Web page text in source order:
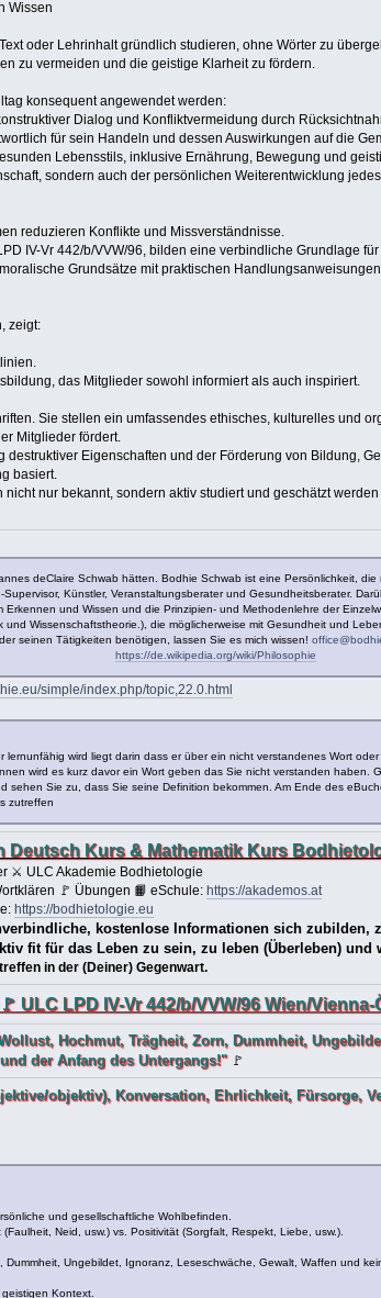
Wissen
oder Lehrinhalt gründlich studieren, ohne Wörter zu
zu vermeiden und die geistige Klarheit zu fördern.
konsequent angewendet werden:
Dialog und Konfliktvermeidung durch
für sein Handeln und dessen Auswirkungen auf die
Lebensstils, inklusive Ernährung, Bewegung und
sondern auch der persönlichen Weiterentwicklung
reduzieren Konflikte und Missverständnisse.
IV-Vr 442/b/VVW/96, bilden eine verbindliche Grundlage
Grundsätze mit praktischen
zeigt:
das Mitglieder sowohl informiert als auch inspiriert.
Sie stellen ein umfassendes ethisches, kulturelles und
Mitglieder fördert.
Eigenschaften und der Förderung von Bildung,
basiert.
nur bekannt, sondern aktiv studiert und geschätzt
deClaire Schwab hätten. Bodhie Schwab ist eine Persönlichkeit,
Künstler, Veranstaltungsberater und Gesundheitsberater.
und Wissen und die Prinzipien- und Methodenlehre der
Wissenschaftstheorie.), die möglicherweise mit Gesundheit und
seinen Tätigkeiten benötigen, lassen Sie es mich wissen!
https://de.wikipedia.org/wiki/Philosophie
simple/index.php/topic,22.0.html
lernunfähig wird liegt darin dass er über ein nicht verstandenes Wort
wird es kurz davor ein Wort geben das Sie nicht verstanden haben.
sehen Sie zu, dass Sie seine Definition bekommen. Am Ende des
zutreffen
Deutsch Kurs & Mathematik Kurs
⚔ ULC Akademie Bodhietologie
🚩 Übungen 📙 eSchule: https://akademos.at
https://bodhietologie.eu
kostenlose Informationen sich
fit für das Leben zu sein, zu leben (Überleben)
in der (Deiner) Gegenwart.
ULC LPD IV-Vr 442/b/VVW/96 Wien/
Hochmut, Trägheit, Zorn, Dummheit,
der Anfang des Untergangs!"🚩
objektiv), Konversation, Ehrlichkeit, Fürsorge,
und gesellschaftliche Wohlbefinden.
Neid, usw.) vs. Positivität (Sorgfalt, Respekt, Liebe, usw.).
Ungebildet, Ignoranz, Leseschwäche, Gewalt, Waffen und
Kontext.